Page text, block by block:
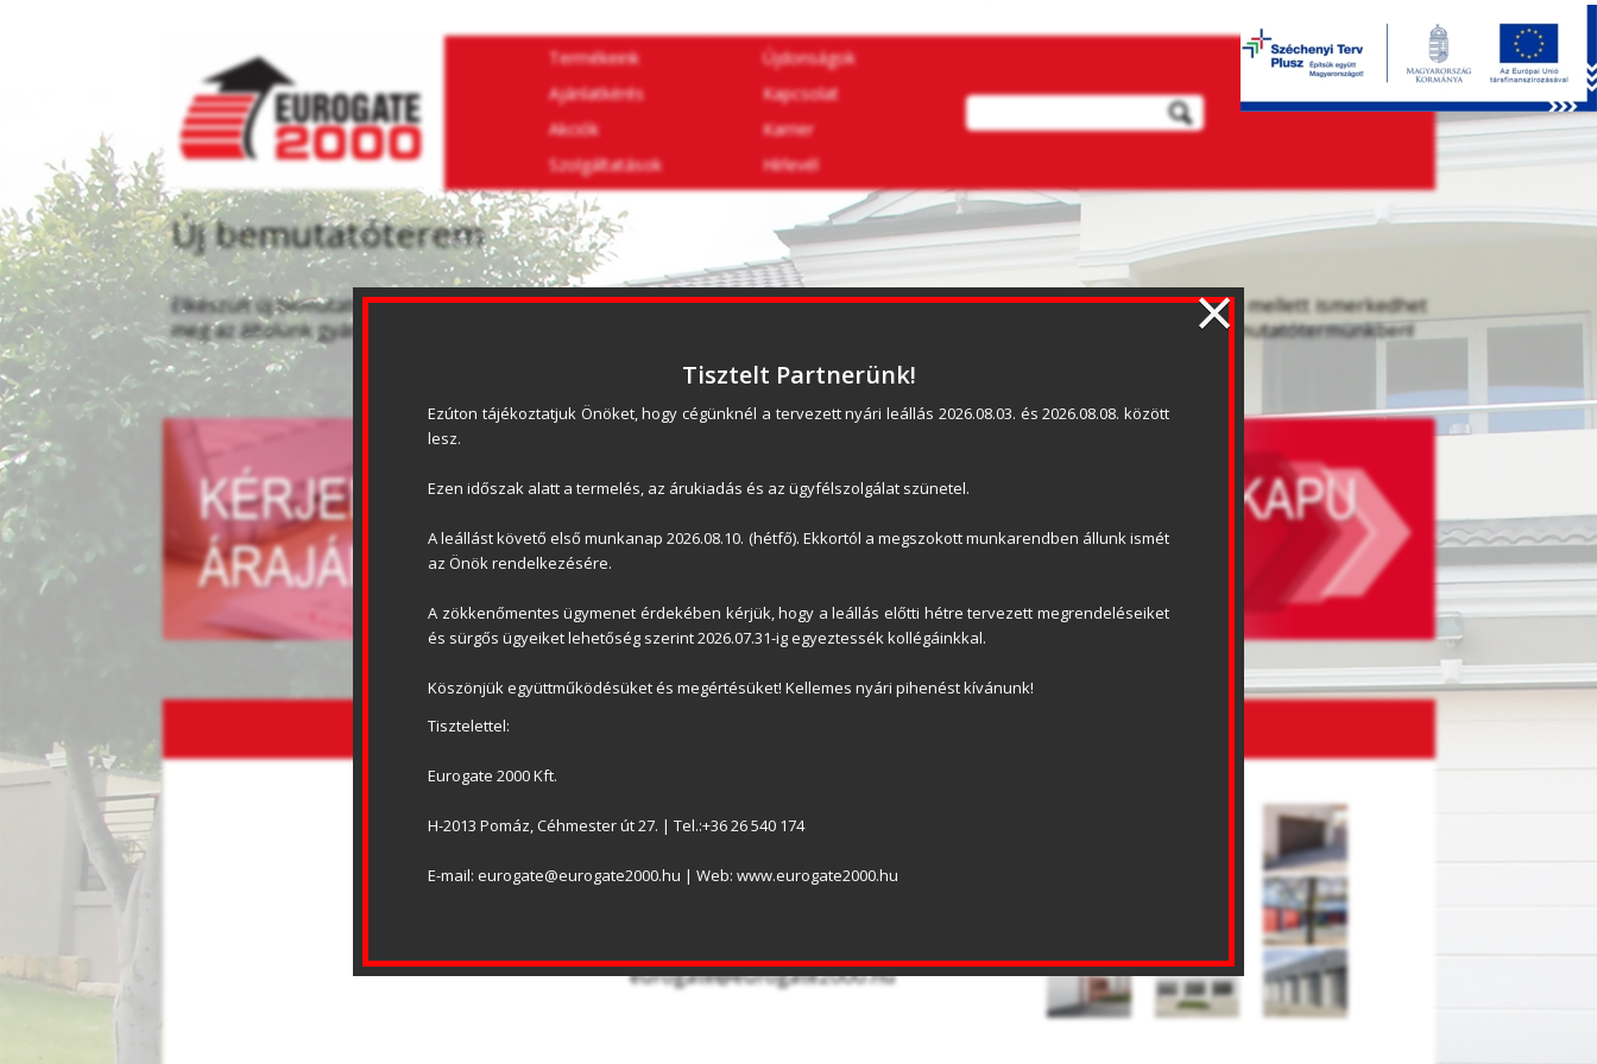
Termékeink
Újdonságok
Ajánlatkérés
Kapcsolat
Akciók
Karrier
Szolgáltatások
Hírlevél
Új bemutatóterem
Elkészült új bemutatótermünk, ahol nyitvatartási időben személyesen és felkészült munkatársaink szakmai tanácsadása mellett ismerkedhet
meg az általunk gyártott és forgalmazott termékekkel. Szeretettel várjuk cégünk pomázi telephelyén megvalósult új bemutatótermünkben!
ADATVÉDELMI NYILATKOZAT
BEMUTATÓTEREM
H-2013 Pomáz, Céhmester út 27.
eurogate@eurogate2000.hu
Tisztelt Partnerünk!
Ezúton tájékoztatjuk Önöket, hogy cégünknél a tervezett nyári leállás 2026.08.03. és 2026.08.08. között
lesz.
Ezen időszak alatt a termelés, az árukiadás és az ügyfélszolgálat szünetel.
A leállást követő első munkanap 2026.08.10. (hétfő). Ekkortól a megszokott munkarendben állunk ismét
az Önök rendelkezésére.
A zökkenőmentes ügymenet érdekében kérjük, hogy a leállás előtti hétre tervezett megrendeléseiket
és sürgős ügyeiket lehetőség szerint 2026.07.31-ig egyeztessék kollégáinkkal.
Köszönjük együttműködésüket és megértésüket! Kellemes nyári pihenést kívánunk!
Tisztelettel:
Eurogate 2000 Kft.
H-2013 Pomáz, Céhmester út 27. | Tel.:+36 26 540 174
E-mail: eurogate@eurogate2000.hu | Web: www.eurogate2000.hu
×